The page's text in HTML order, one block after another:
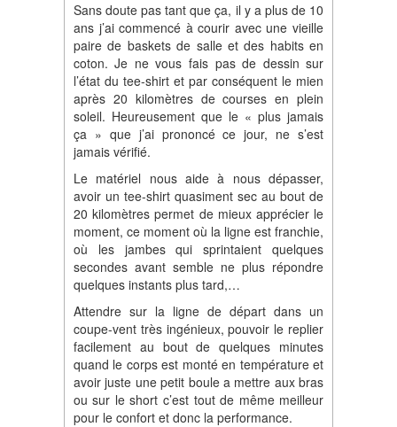
Sans doute pas tant que ça, il y a plus de 10
ans j’ai commencé à courir avec une vieille
paire de baskets de salle et des habits en
coton. Je ne vous fais pas de dessin sur
l’état du tee-shirt et par conséquent le mien
après 20 kilomètres de courses en plein
soleil. Heureusement que le « plus jamais
ça » que j’ai prononcé ce jour, ne s’est
jamais vérifié.
Le matériel nous aide à nous dépasser,
avoir un tee-shirt quasiment sec au bout de
20 kilomètres permet de mieux apprécier le
moment, ce moment où la ligne est franchie,
où les jambes qui sprintaient quelques
secondes avant semble ne plus répondre
quelques instants plus tard,…
Attendre sur la ligne de départ dans un
coupe-vent très ingénieux, pouvoir le replier
facilement au bout de quelques minutes
quand le corps est monté en température et
avoir juste une petit boule a mettre aux bras
ou sur le short c’est tout de même meilleur
pour le confort et donc la performance.